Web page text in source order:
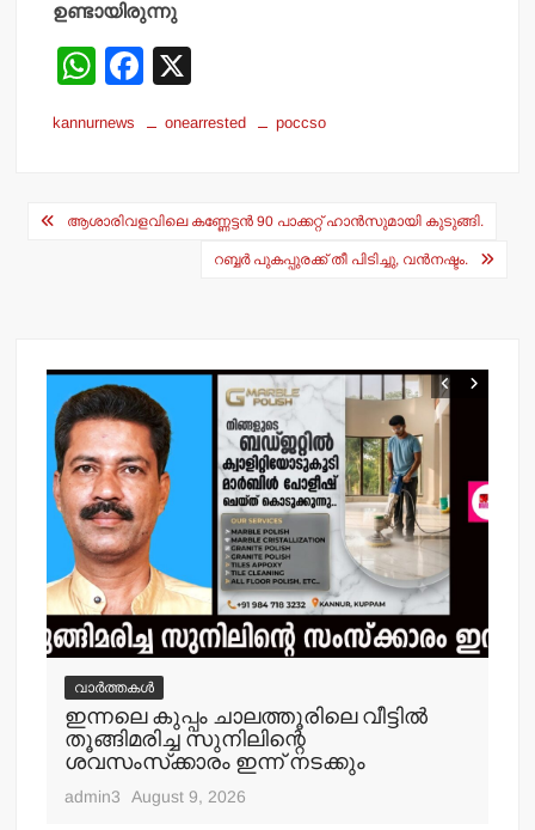
ഉണ്ടായിരുന്നു
W
at
A
F
c
b
kannurnews onearrested poccso
Postആശാരിവളവിലെ കണ്ണേട്ടന്‍ 90 പാക്കറ്റ് ഹാന്‍സുമായി കുടുങ്ങി.
റബ്ബര്‍ പുകപ്പുരക്ക് തീ പിടിച്ചു, വന്‍നഷ്ടം.
വാർത്തകൾ
ഇന്നലെ കുപ്പം ചാലത്തൂരിലെ വീട്ടില്‍
തൂങ്ങിമരിച്ച സുനിലിന്റെ
ശവസംസ്‌ക്കാരം ഇന്ന് നടക്കും
admin3 August 9, 2026